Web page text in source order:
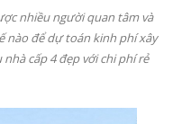
nhiều người quan tâm và
nào để dự toán kinh phí xây
cấp 4 đẹp với chi phí rẻ